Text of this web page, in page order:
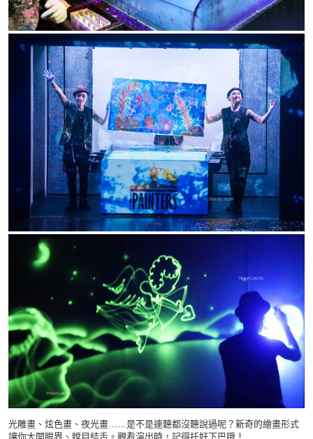
光雕畫、炫色畫、夜光畫……是不是連聽都沒聽說過呢？新奇的繪畫形式
讓你大開眼界、瞠目結舌。觀看演出時，記得托好下巴哦！